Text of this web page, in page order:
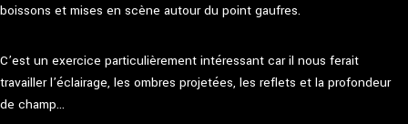
boissons et mises en scène autour du point gaufres.
C’est un exercice particulièrement intéressant car il nous ferait
travailler l’éclairage, les ombres projetées, les reflets et la profondeur
de champ…